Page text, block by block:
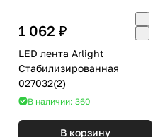
1 062 ₽
LED лента Arlight
Стабилизированная
027032(2)
В наличии: 360
В корзину